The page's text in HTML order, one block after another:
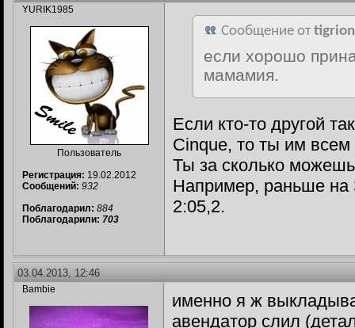
YURIK1985
Пользователь
Регистрация: 19.02.2012
Сообщений: 932
Поблагодарил: 884
Поблагодарили: 703
Сообщение от
если хорошо
мамамия.
Если кто-то другой
Cinque, то ты им
Ты за сколько можешь
Например, раньше на
2:05,2.
03.04.2013, 12:46
Bambie
именно я ж
авендатор слил